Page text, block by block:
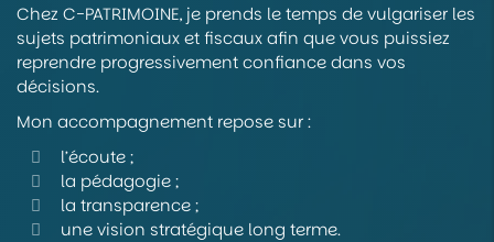
Chez C-PATRIMOINE, je prends le temps de vulgariser les
sujets patrimoniaux et fiscaux afin que vous puissiez
reprendre progressivement confiance dans vos
décisions.
Mon accompagnement repose sur :
l’écoute ;
la pédagogie ;
la transparence ;
une vision stratégique long terme.